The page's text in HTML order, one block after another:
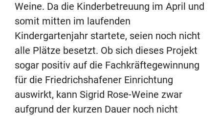
Weine. Da die Kinderbetreuung im April und
somit mitten im laufenden
Kindergartenjahr startete, seien noch nicht
alle Plätze besetzt. Ob sich dieses Projekt
sogar positiv auf die Fachkräftegewinnung
für die Friedrichshafener Einrichtung
auswirkt, kann Sigrid Rose-Weine zwar
aufgrund der kurzen Dauer noch nicht